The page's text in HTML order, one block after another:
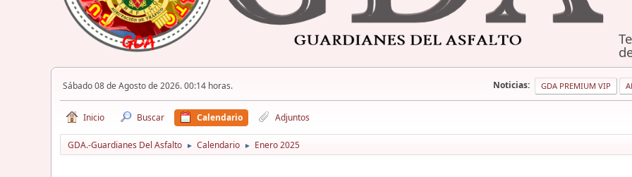
Sábado 08 de Agosto de 2026. 00:14 horas. Noticias: GDA PREMIUM VIP
Inicio Buscar Calendario Adjuntos
GDA.-Guardianes Del Asfalto ► Calendario ► Enero 2025